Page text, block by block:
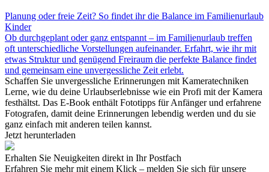
Planung oder freie Zeit? So findet ihr die Balance im Familienurlaub
Kinder
Ob durchgeplant oder ganz entspannt – im Familienurlaub treffen
oft unterschiedliche Vorstellungen aufeinander. Erfahrt, wie ihr mit
etwas Struktur und genügend Freiraum die perfekte Balance findet
und gemeinsam eine unvergessliche Zeit erlebt.
Schaffen Sie unvergessliche Erinnerungen mit Kameratechniken
Lerne, wie du deine Urlaubserlebnisse wie ein Profi mit der Kamera
festhältst. Das E-Book enthält Fototipps für Anfänger und erfahrene
Fotografen, damit deine Erinnerungen lebendig werden und du sie
ganz einfach mit anderen teilen kannst.
Jetzt herunterladen
Erhalten Sie Neuigkeiten direkt in Ihr Postfach
Erfahren Sie mehr mit einem Klick – melden Sie sich für unsere